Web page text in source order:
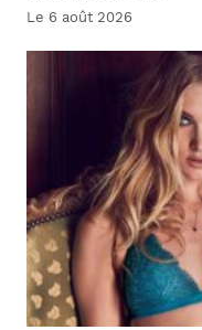
Le 6 août 2026